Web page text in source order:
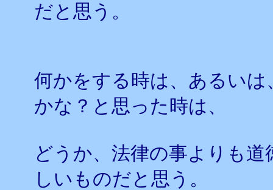
だと思う。
何かをする時は、あるい
かな？と思った時は、
どうか、法律の事よりも
しいものだと思う。